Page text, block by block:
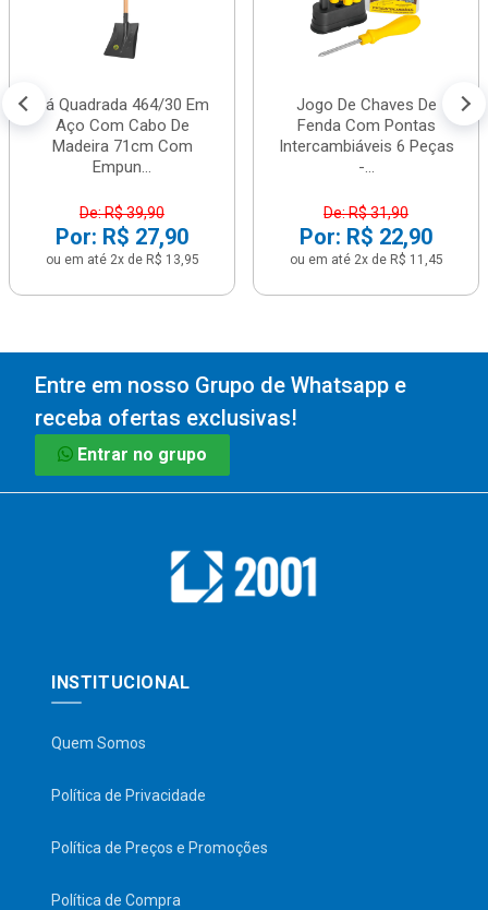
Pá Quadrada 464/30 Em
Aço Com Cabo De
Madeira 71cm Com
Empun...
De: R$ 39,90
Por: R$ 27,90
ou em até 2x de R$ 13,95
Jogo De Chaves De
Fenda Com Pontas
Intercambiáveis 6 Peças
-...
De: R$ 31,90
Por: R$ 22,90
ou em até 2x de R$ 11,45
Entre em nosso Grupo de Whatsapp e
receba ofertas exclusivas!
Entrar no grupo
INSTITUCIONAL
Quem Somos
Política de Privacidade
Política de Preços e Promoções
Política de Compra